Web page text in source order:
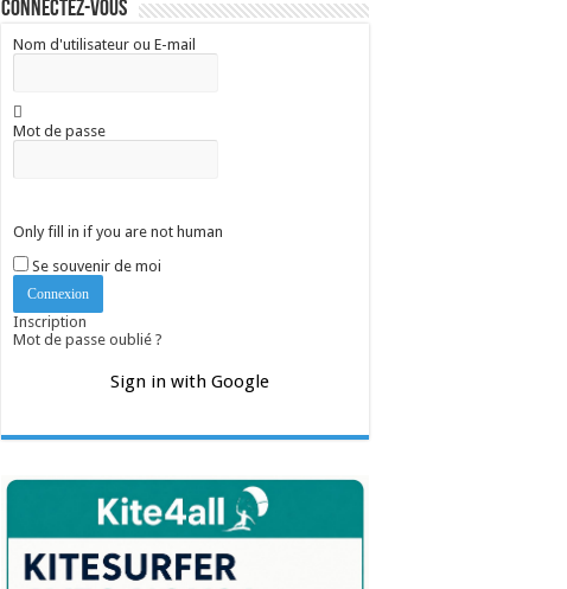
Connectez-vous
Nom d'utilisateur ou E-mail
Mot de passe
Only fill in if you are not human
Se souvenir de moi
Inscription
Mot de passe oublié ?
Sign in with Google